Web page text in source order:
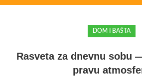
DOM I BAŠTA
Rasveta za dnevnu sobu
pravu